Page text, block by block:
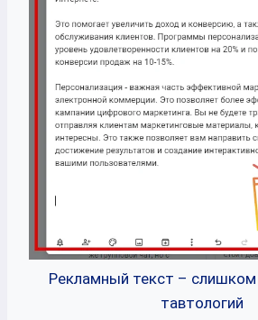
Рекламный текст –
тавтологий